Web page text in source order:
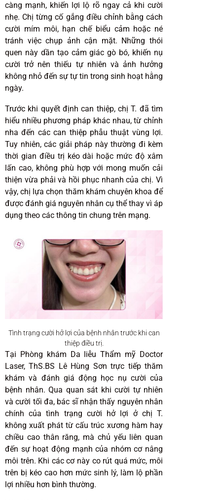
càng mạnh, khiến lợi lộ rõ ngay cả khi cười
nhẹ. Chị từng cố gắng điều chỉnh bằng cách
cười mím môi, hạn chế biểu cảm hoặc né
tránh việc chụp ảnh cận mặt. Những thói
quen này dần tạo cảm giác gò bó, khiến nụ
cười trở nên thiếu tự nhiên và ảnh hưởng
không nhỏ đến sự tự tin trong sinh hoạt hằng
ngày.
Trước khi quyết định can thiệp, chị T. đã tìm
hiểu nhiều phương pháp khác nhau, từ chỉnh
nha đến các can thiệp phẫu thuật vùng lợi.
Tuy nhiên, các giải pháp này thường đi kèm
thời gian điều trị kéo dài hoặc mức độ xâm
lấn cao, không phù hợp với mong muốn cải
thiện vừa phải và hồi phục nhanh của chị. Vì
vậy, chị lựa chọn thăm khám chuyên khoa để
được đánh giá nguyên nhân cụ thể thay vì áp
dụng theo các thông tin chung trên mạng.
Tình trạng cười hở lợi của bệnh nhân trước khi can
thiệp điều trị.
Tại Phòng khám Da liễu Thẩm mỹ Doctor
Laser, ThS.BS Lê Hùng Sơn trực tiếp thăm
khám và đánh giá động học nụ cười của
bệnh nhân. Qua quan sát khi cười tự nhiên
và cười tối đa, bác sĩ nhận thấy nguyên nhân
chính của tình trạng cười hở lợi ở chị T.
không xuất phát từ cấu trúc xương hàm hay
chiều cao thân răng, mà chủ yếu liên quan
đến sự hoạt động mạnh của nhóm cơ nâng
môi trên. Khi các cơ này co rút quá mức, môi
trên bị kéo cao hơn mức sinh lý, làm lộ phần
lợi nhiều hơn bình thường.